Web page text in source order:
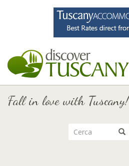
Fall in love with Tuscany!